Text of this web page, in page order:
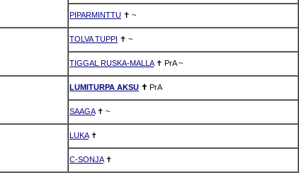
PIPARMINTTU ✝ ~
TOLVA TUPPI ✝ ~
TIGGAL RUSKA-MALLA✝ PrA ~
LUMITURPA AKSU ✝ PrA
SAAGA✝ ~
LUKA✝
C-SONJA✝